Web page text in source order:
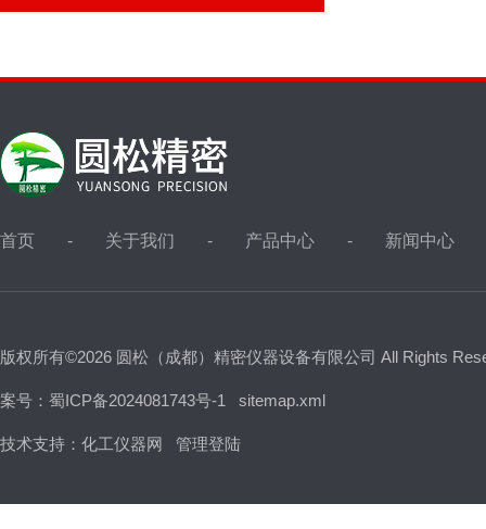
首页 关于我们 产品中心 新闻中心
版权所有©2026 圆松（成都）精密仪器设备有限公司 All Rights
案号：蜀ICP备2024081743号-1 sitemap.xml
技术支持： 化工仪器网 管理登陆